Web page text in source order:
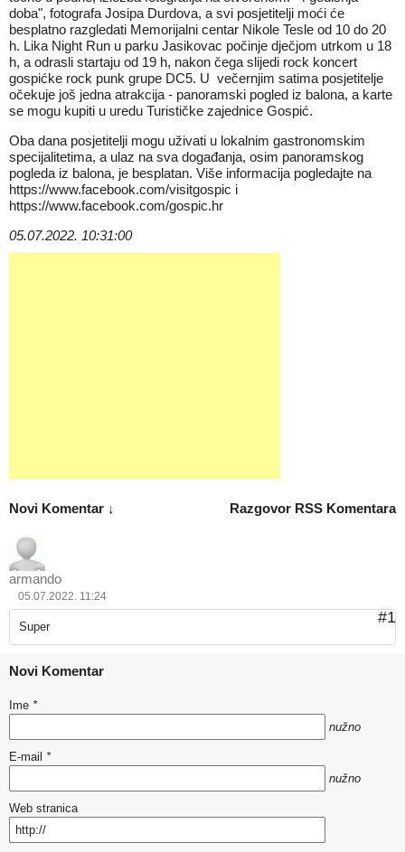
doba", fotografa Josipa Durdova, a svi posjetitelji moći će
besplatno razgledati Memorijalni centar Nikole Tesle od 10 do 20
h. Lika Night Run u parku Jasikovac počinje dječjom utrkom u 18
h, a odrasli startaju od 19 h, nakon čega slijedi rock koncert
gospićke rock punk grupe DC5. U večernjim satima posjetitelje
očekuje još jedna atrakcija - panoramski pogled iz balona, a karte
se mogu kupiti u uredu Turističke zajednice Gospić.
Oba dana posjetitelji mogu uživati u lokalnim gastronomskim
specijalitetima, a ulaz na sva događanja, osim panoramskog
pogleda iz balona, je besplatan. Više informacija pogledajte na
https://www.facebook.com/visitgospic i
https://www.facebook.com/gospic.hr
05.07.2022. 10:31:00
Razgovor RSS Komentara
Novi Komentar ↓
armando
05.07.2022. 11:24
#1
Super
Novi Komentar
Ime *
nužno
E-mail *
nužno
Web stranica